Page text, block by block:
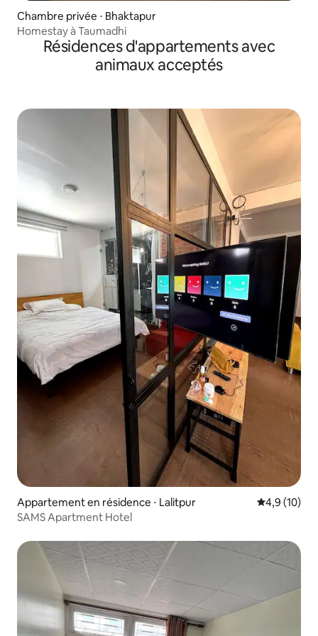
Chambre privée ⋅ Bhaktapur
Homestay à Taumadhi
Résidences d'appartements avec
animaux acceptés
Appartement en résidence ⋅ Lalitpur Évaluation
4,9 (10)
SAMS Apartment Hotel